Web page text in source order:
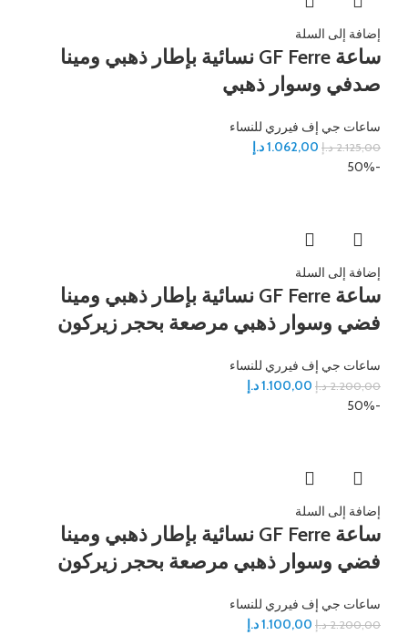
إضافة إلى السلة
ساعة GF Ferre نسائية بإطار ذهبي ومينا
صدفي وسوار ذهبي
ساعات جي إف فيرري للنساء
2.125,00 د.إ 1.062,00د.إ
-50%
إضافة إلى السلة
ساعة GF Ferre نسائية بإطار ذهبي ومينا
فضي وسوار ذهبي مرصعة بحجر زيركون
ساعات جي إف فيرري للنساء
2.200,00 د.إ 1.100,00د.إ
-50%
إضافة إلى السلة
ساعة GF Ferre نسائية بإطار ذهبي ومينا
فضي وسوار ذهبي مرصعة بحجر زيركون
ساعات جي إف فيرري للنساء
2.200,00 د.إ 1.100,00د.إ